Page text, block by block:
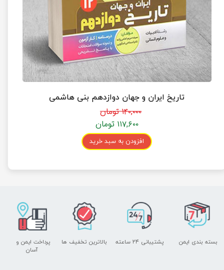
تاریخ ایران و جهان دوازدهم بنی هاشمی
۱۴۰,۰۰۰ تومان
۱۱۷,۶۰۰ تومان
افزودن به سبد خرید
پشتیبانی ۲۴ ساعته
پرداخت ایمن و ​​​​​​​
آسان
بسته بندی ایمن بالاترین تخفیف ها